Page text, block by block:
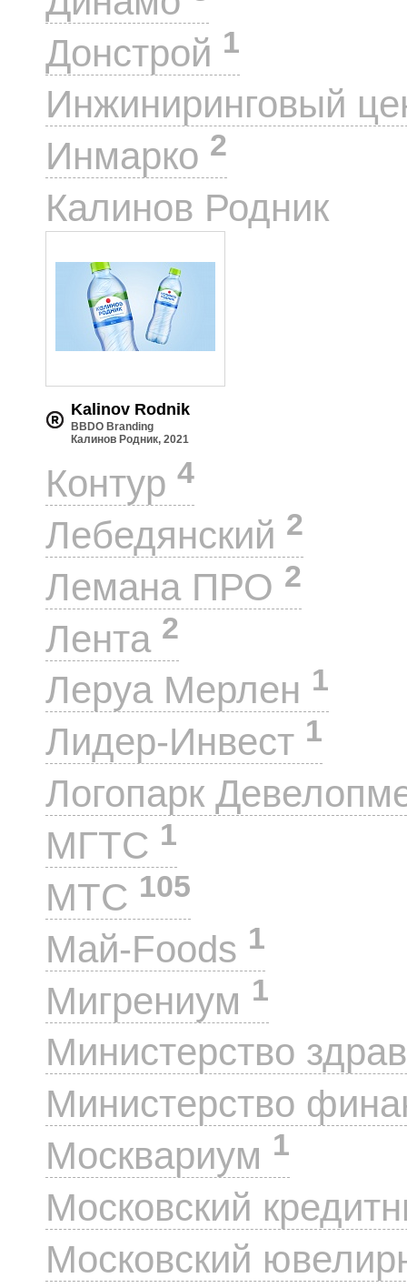
Донстрой 1
Инжиниринговый
Инмарко 2
Калинов Родник
Kalinov Rodnik
BBDO Branding
Калинов Родник, 2021
Контур 4
Лебедянский 2
Лемана ПРО 2
Лента 2
Леруа Мерлен 1
Лидер-Инвест 1
Логопарк
МГТС 1
МТС 105
Май-Foods 1
Мигрениум 1
Министерство
Министерство
Москвариум 1
Московский
Московский